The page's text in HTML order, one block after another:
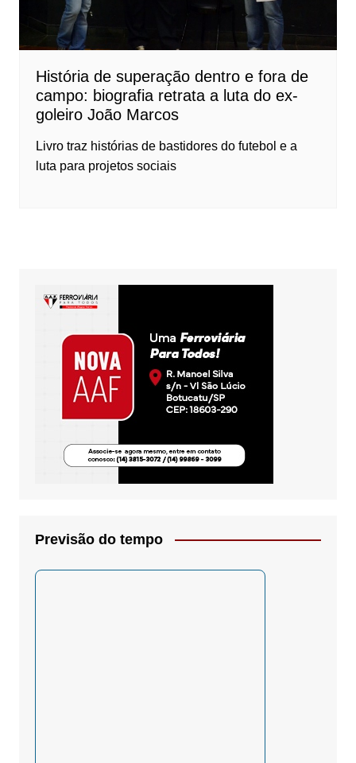
História de superação dentro e fora de
campo: biografia retrata a luta do ex-
goleiro João Marcos
Livro traz histórias de bastidores do futebol e a
luta para projetos sociais
Previsão do tempo